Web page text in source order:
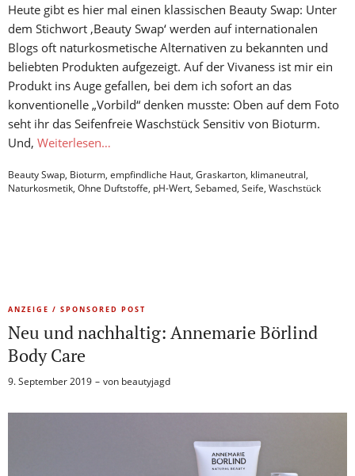
Heute gibt es hier mal einen klassischen Beauty Swap: Unter
dem Stichwort ‚Beauty Swap‘ werden auf internationalen
Blogs oft naturkosmetische Alternativen zu bekannten und
beliebten Produkten aufgezeigt. Auf der Vivaness ist mir ein
Produkt ins Auge gefallen, bei dem ich sofort an das
konventionelle „Vorbild“ denken musste: Oben auf dem Foto
seht ihr das Seifenfreie Waschstück Sensitiv von Bioturm.
Und, Weiterlesen…
Beauty Swap, Bioturm, empfindliche Haut, Graskarton, klimaneutral,
Naturkosmetik, Ohne Duftstoffe, pH-Wert, Sebamed, Seife, Waschstück
ANZEIGE / SPONSORED POST
Neu und nachhaltig: Annemarie Börlind
Body Care
9. September 2019 von beautyjagd